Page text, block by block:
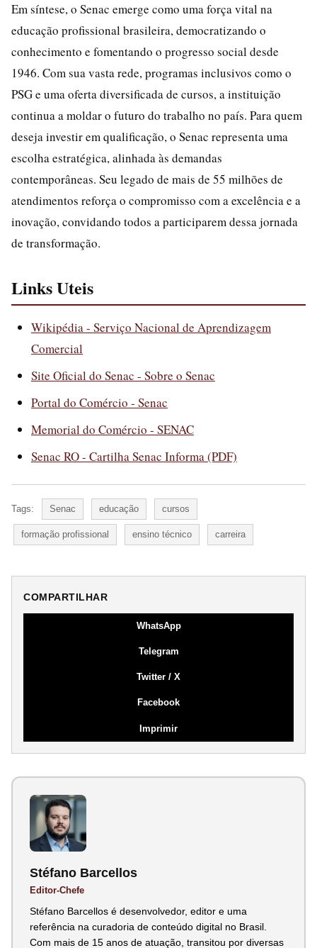
Em síntese, o Senac emerge como uma força vital na
educação profissional brasileira, democratizando o
conhecimento e fomentando o progresso social desde
1946. Com sua vasta rede, programas inclusivos como o
PSG e uma oferta diversificada de cursos, a instituição
continua a moldar o futuro do trabalho no país. Para quem
deseja investir em qualificação, o Senac representa uma
escolha estratégica, alinhada às demandas
contemporâneas. Seu legado de mais de 55 milhões de
atendimentos reforça o compromisso com a excelência e a
inovação, convidando todos a participarem dessa jornada
de transformação.
Links Uteis
Wikipédia - Serviço Nacional de Aprendizagem
Comercial
Site Oficial do Senac - Sobre o Senac
Portal do Comércio - Senac
Memorial do Comércio - SENAC
Senac RO - Cartilha Senac Informa (PDF)
Tags: Senac educação cursos
formação profissional ensino técnico carreira
COMPARTILHAR
WhatsApp
Telegram
Twitter / X
Facebook
Imprimir
Stéfano Barcellos
Editor-Chefe
Stéfano Barcellos é desenvolvedor, editor e uma
referência na curadoria de conteúdo digital no Brasil.
Com mais de 15 anos de atuação, transitou por diversas